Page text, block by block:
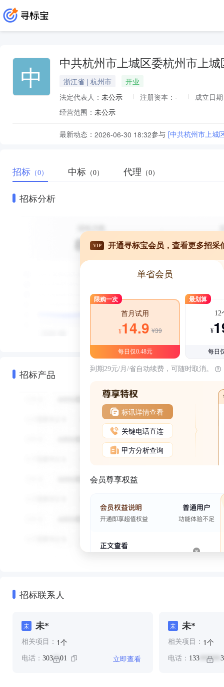
中 中共杭州市上城区委杭州市上
浙江省 | 杭州市
开业
法定代表人： 未公示 注册资本： -
成立日
经营范围： 未公示
最新动态： 2026-06-30 18:32参与 [中共杭州市上城
招标 （0） 中标 （0） 代理 （0）
招标分析
招标产品
VIP 开通寻标宝会员，查看更多招采
单省会员
限购一次
首月试用
¥14.9 ¥39
每日仅0.48元
最划算
12
¥
每日
到期29元/月/省自动续费，可随时取消。
标讯详情查看
关键电话直连
甲方分析查询
会员尊享权益
招标联系人
未 未*
相关项目： 1个
电话： 303**01 立即查看
未 未*
相关项目： 1个
电话： 133******